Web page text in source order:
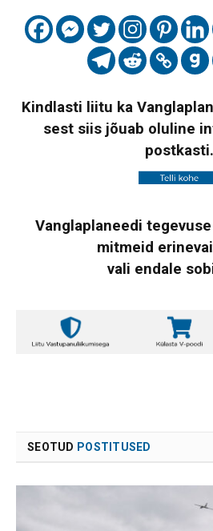
Kindlasti liitu ka
sest siis jõuab oluline
postkasti.
Vanglaplaneedi
mitmeid
vali endale
SEOTUD POSTITUSED